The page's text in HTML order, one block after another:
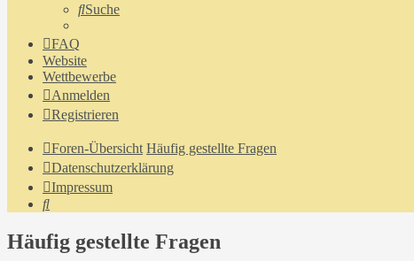
Suche
FAQ
Website
Wettbewerbe
Anmelden
Registrieren
Foren-Übersicht Häufig gestellte Fragen
Datenschutzerklärung
Impressum
Suche
Häufig gestellte Fragen